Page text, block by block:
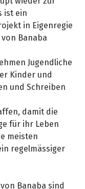
ist ein
in Eigenregie
Banaba
Jugendliche
Kinder und
und Schreiben
damit die
für ihr Leben
meisten
regelmässiger
Banaba sind